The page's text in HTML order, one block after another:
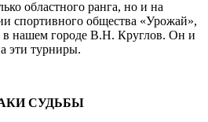
областного ранга, но и на
спортивного общества «Урожай»,
в нашем городе В.Н. Круглов. Он и
эти турниры.
СУДЬБЫ